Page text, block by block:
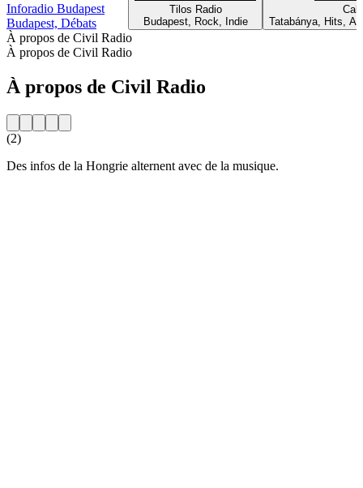
Inforadio Budapest
Budapest, Débats
Tilos Radio
Budapest, Rock, Indie
Tatabánya, Hits,
À propos de Civil Radio
À propos de Civil Radio
À propos de Civil Radio
(2)
Des infos de la Hongrie alternent avec de la musique.